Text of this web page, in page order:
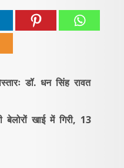
डॉ. धन सिंह रावत
बेलोरों खाई में गिरी, 13